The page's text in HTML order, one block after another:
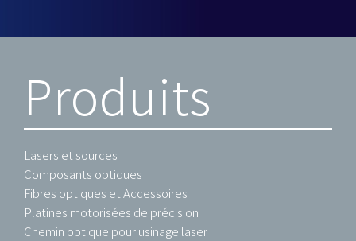
Produits
Lasers et sources
Composants optiques
Fibres optiques et Accessoires
Platines motorisées de précision
Chemin optique pour usinage laser